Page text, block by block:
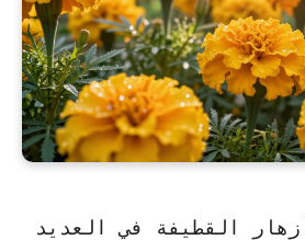
القطيفة في العديد